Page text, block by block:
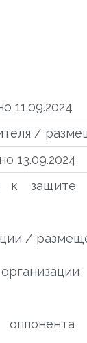
11.09.2024
/
13.09.2024
к
/